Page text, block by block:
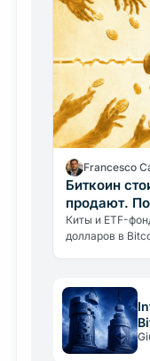
Francesco
Биткоин
продают.
Киты и ETF-
долларов в